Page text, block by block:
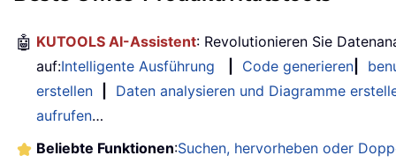
🤖 KUTOOLS AI-Assistent: Revolutionieren Sie
auf:Intelligente Ausführung Code generieren
erstellen
Daten analysieren und Diagramme
aufrufen…
Beliebte Funktionen:Suchen, hervorheben oder